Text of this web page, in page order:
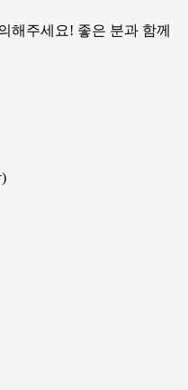
해주세요! 좋은 분과 함께